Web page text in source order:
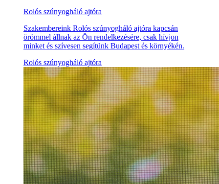
Rolós szúnyogháló ajtóra
Szakembereink Rolós szúnyogháló ajtóra kapcsán
örömmel állnak az Ön rendelkezésére, csak hívjon
minket és szívesen segítünk Budapest és környékén.
Rolós szúnyogháló ajtóra